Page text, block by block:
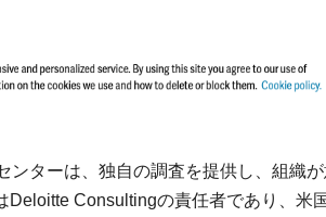
ンターは、独自の調査を提供し、組織
Deloitte Consultingの責任者であり、米